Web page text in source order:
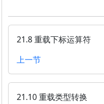
21.8 重载下标运算符
上一节
21.10 重载类型转换